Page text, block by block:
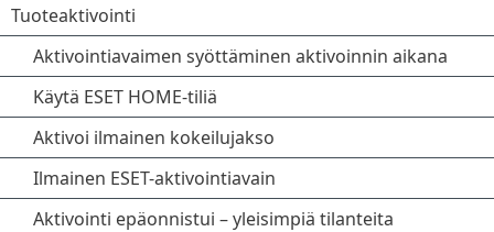
Tuoteaktivointi
Aktivointiavaimen syöttäminen aktivoinnin aikana
Käytä ESET HOME-tiliä
Aktivoi ilmainen kokeilujakso
Ilmainen ESET-aktivointiavain
Aktivointi epäonnistui – yleisimpiä tilanteita